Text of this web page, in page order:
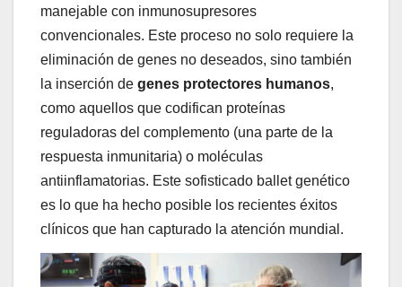
manejable con inmunosupresores
convencionales. Este proceso no solo requiere la
eliminación de genes no deseados, sino también
la inserción de genes protectores humanos,
como aquellos que codifican proteínas
reguladoras del complemento (una parte de la
respuesta inmunitaria) o moléculas
antiinflamatorias. Este sofisticado ballet genético
es lo que ha hecho posible los recientes éxitos
clínicos que han capturado la atención mundial.